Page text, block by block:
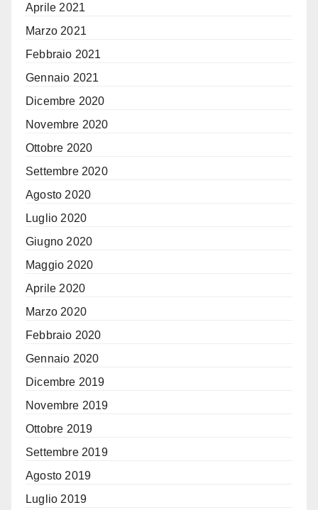
Aprile 2021
Marzo 2021
Febbraio 2021
Gennaio 2021
Dicembre 2020
Novembre 2020
Ottobre 2020
Settembre 2020
Agosto 2020
Luglio 2020
Giugno 2020
Maggio 2020
Aprile 2020
Marzo 2020
Febbraio 2020
Gennaio 2020
Dicembre 2019
Novembre 2019
Ottobre 2019
Settembre 2019
Agosto 2019
Luglio 2019